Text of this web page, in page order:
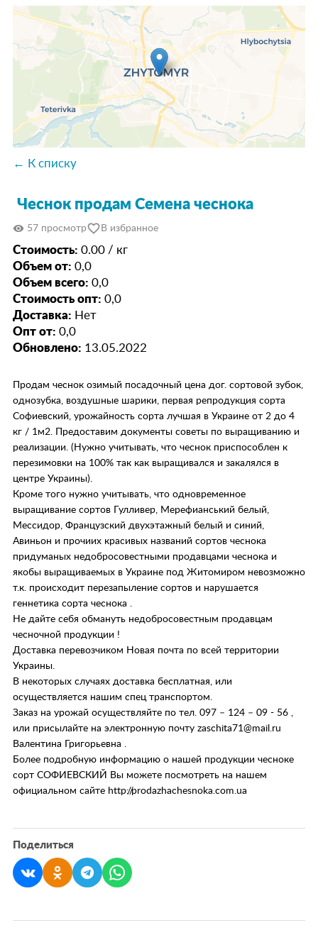
← К списку
Чеснок продам Семена чеснока
visibility 57 просмотрfavorite_border В избранное
Стоимость: 0.00 / кг
Объем от: 0,0
Объем всего: 0,0
Стоимость опт: 0,0
Доставка: Нет
Опт от: 0,0
Обновлено: 13.05.2022
Продам чеснок озимый посадочный цена дог. сортовой зубок,
однозубка, воздушные шарики, первая репродукция сорта
Софиевский, урожайность сорта лучшая в Украине от 2 до 4
кг / 1м2. Предоставим документы советы по выращиванию и
реализации. (Нужно учитывать, что чеснок приспособлен к
перезимовки на 100% так как выращивался и закалялся в
центре Украины).
Кроме того нужно учитывать, что одновременное
выращивание сортов Гулливер, Мерефианський белый,
Мессидор, Французский двухэтажный белый и синий,
Авиньон и прочиих красивых названий сортов чеснока
придуманых недобросовестными продавцами чеснока и
якобы выращиваемых в Украине под Житомиром невозможно
т.к. происходит перезапыление сортов и нарушается
геннетика сорта чеснока .
Не дайте себя обмануть недобросовестным продавцам
чесночной продукции !
Доставка перевозчиком Новая почта по всей территории
Украины.
В некоторых случаях доставка бесплатная, или
осуществляется нашим спец транспортом.
Заказ на урожай осуществляйте по тел. 097 – 124 – 09 - 56 ,
или присылайте на электронную почту zaschita71@mail.ru
Валентина Григорьевна .
Более подробную информацию о нашей продукции чесноке
сорт СОФИЕВСКИЙ Вы можете посмотреть на нашем
официальном сайте http://prodazhachesnoka.com.ua
Поделиться